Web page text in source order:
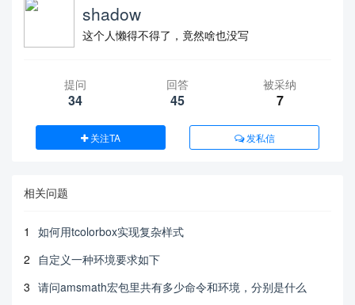
shadow
这个人懒得不得了，竟然啥也没写
提问
34
回答
45
被采纳
7
关注TA 发私信
相关问题
1
如何用tcolorbox实现复杂样式
2
自定义一种环境要求如下
3 请问amsmath宏包里共有多少命令和环境，分别是什么